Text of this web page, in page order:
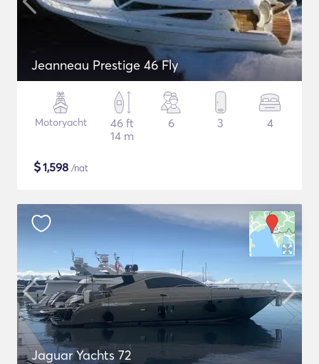
Jeanneau Prestige 46 Fly
Motoryacht
46 ft
14 m
6 3 4
$1,598 /nat
Jaguar Yachts 72